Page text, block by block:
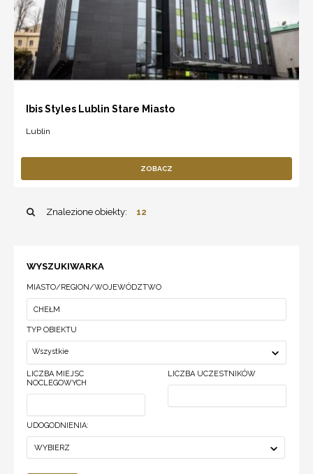
Ibis Styles Lublin Stare Miasto
Lublin
ZOBACZ
Znalezione obiekty: 12
WYSZUKIWARKA
MIASTO/REGION/WOJEWÓDZTWO
TYP OBIEKTU
Wszystkie
LICZBA MIEJSC
NOCLEGOWYCH
LICZBA UCZESTNIKÓW
UDOGODNIENIA:
WYBIERZ